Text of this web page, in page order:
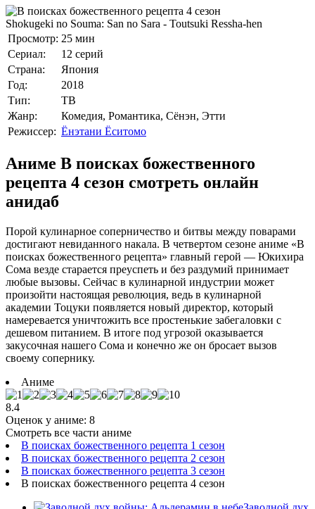
Shokugeki no Souma: San no Sara - Toutsuki Ressha-hen
Просмотр: 25 мин
Сериал:
12 серий
Страна:
Япония
Год:
2018
Тип:
ТВ
Жанр:
Комедия, Романтика, Сёнэн, Этти
Режиссер: Ёнэтани Ёситомо
Аниме В поисках божественного
рецепта 4 сезон смотреть онлайн
анидаб
Порой кулинарное соперничество и битвы между поварами
достигают невиданного накала. В четвертом сезоне аниме «В
поисках божественного рецепта» главный герой — Юкихира
Сома везде старается преуспеть и без раздумий принимает
любые вызовы. Сейчас в кулинарной индустрии может
произойти настоящая революция, ведь в кулинарной
академии Тоцуки появляется новый директор, который
намеревается уничтожить все простенькие забегаловки с
дешевом питанием. В итоге под угрозой оказывается
закусочная нашего Сома и конечно же он бросает вызов
своему сопернику.
Аниме
8.4
Оценок у аниме: 8
Смотреть все части аниме
В поисках божественного рецепта 1 сезон
В поисках божественного рецепта 2 сезон
В поисках божественного рецепта 3 сезон
В поисках божественного рецепта 4 сезон